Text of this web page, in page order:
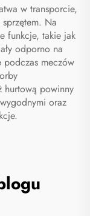
w transporcie,
Na
funkcje, takie jak
odporno na
meczów
hurtową powinny
oraz